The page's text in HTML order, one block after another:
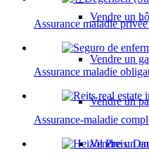
Vendre un
Vendre un
Vendre un
Vendre un
Assurance maladie
Assurance maladie
Assurance-maladie